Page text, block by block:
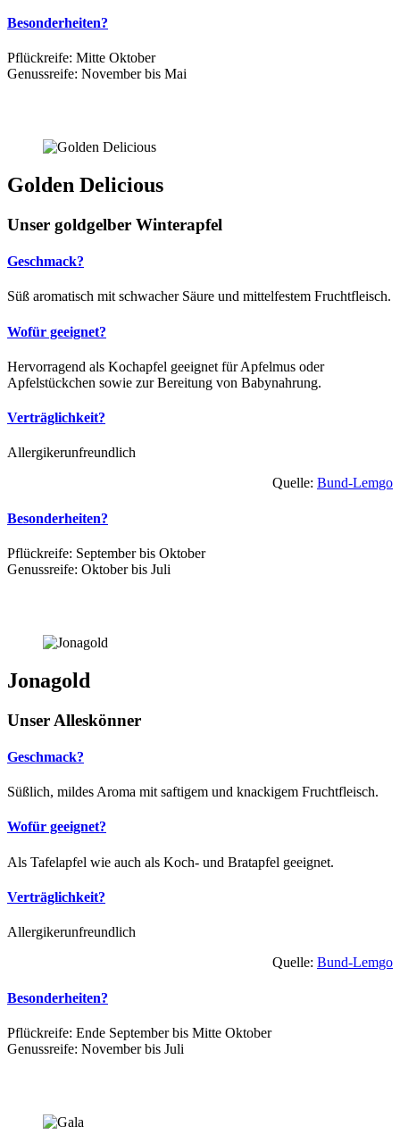
Besonderheiten?
Pflückreife: Mitte Oktober
Genussreife: November bis Mai
Golden Delicious
Unser goldgelber Winterapfel
Geschmack?
Süß aromatisch mit schwacher Säure und mittelfestem Fruchtfleisch.
Wofür geeignet?
Hervorragend als Kochapfel geeignet für Apfelmus oder
Apfelstückchen sowie zur Bereitung von Babynahrung.
Verträglichkeit?
Allergikerunfreundlich
Quelle: Bund-Lemgo
Besonderheiten?
Pflückreife: September bis Oktober
Genussreife: Oktober bis Juli
Jonagold
Unser Alleskönner
Geschmack?
Süßlich, mildes Aroma mit saftigem und knackigem Fruchtfleisch.
Wofür geeignet?
Als Tafelapfel wie auch als Koch- und Bratapfel geeignet.
Verträglichkeit?
Allergikerunfreundlich
Quelle: Bund-Lemgo
Besonderheiten?
Pflückreife: Ende September bis Mitte Oktober
Genussreife: November bis Juli